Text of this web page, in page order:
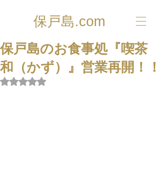
保戸島.com
保戸島のお食事処『喫茶
和（かず）』営業再開！！
5つ星のうちNaNと評価されています。